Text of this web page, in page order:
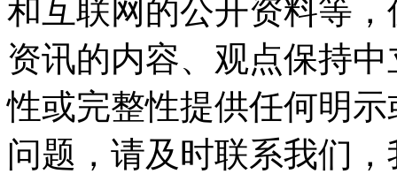
和互联网的公开资料等
资讯的内容、观点保持
性或完整性提供任何明
问题，请及时联系我们